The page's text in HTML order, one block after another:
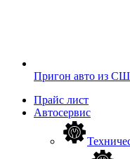
Пригон авто из
Прайс лист
Автосервис